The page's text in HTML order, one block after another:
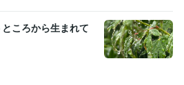
ころから生まれて